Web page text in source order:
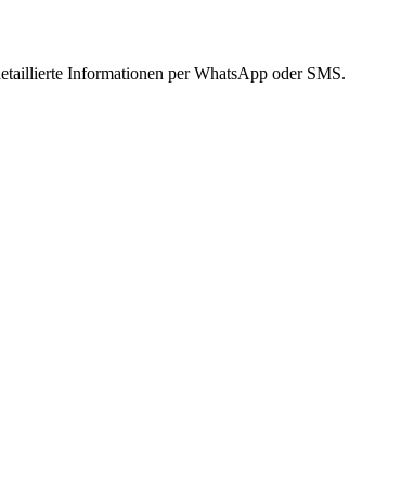
Informationen per WhatsApp oder SMS.